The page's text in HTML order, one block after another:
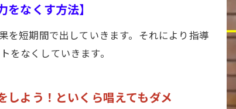
なくす方法】
を短期間で出していきます。それにより指導
をなくしていきます。
よう！といくら唱えてもダメ